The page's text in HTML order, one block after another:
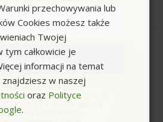
o tym produkcie.
przechowywania lub
Cookies możesz także
Twojej
tym całkowicie je
informacji na temat
znajdziesz w naszej
oraz Polityce
.
się
na przetwarzanie moich
w postaci adresu e-mail oraz
podany przeze mnie adres e-
o produktach i